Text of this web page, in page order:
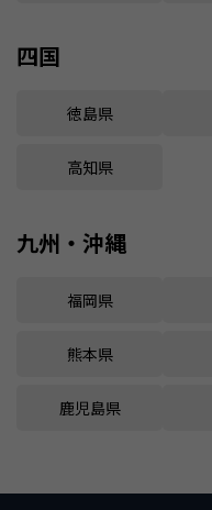
四国
徳島県
高知県
九州・沖縄
福岡県
熊本県
鹿児島県